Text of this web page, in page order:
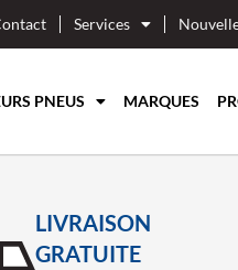
Services
PNEUS MARQUES
LIVRAISON
GRATUITE